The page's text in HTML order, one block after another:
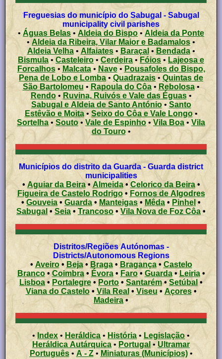
Freguesias do município do Sabugal - Sabugal
municipality civil parishes
• Águas Belas• Aldeia do Bispo • Aldeia da Ponte
• Aldeia da Ribeira, Vilar Maior e Badamalos •
Aldeia Velha • Alfaiates• Baraçal • Bendada•
Bismula • Casteleiro • Cerdeira • Fóios • Lajeosa e
Forcalhos • Malcata• Nave• Pousafoles do Bispo,
Pena de Lobo e Lomba • Quadrazais • Quintas de
São Bartolomeu • Rapoula do Côa• Rebolosa•
Rendo• Ruvina, Ruivós e Vale das Éguas•
Sabugal e Aldeia de Santo António• Santo
Estêvão e Moita• Seixo do Côa e Vale Longo•
Sortelha • Souto • Vale de Espinho •Vila Boa • Vila
do Touro•
Municípios do distrito da Guarda - Guarda district
municipalities
• Aguiar da Beira• Almeida•Celorico da Beira•
Figueira de Castelo Rodrigo• Fornos de Algodres
• Gouveia • Guarda • Manteigas • Mêda • Pinhel •
Sabugal • Seia • Trancoso • Vila Nova de Foz Côa •
Distritos/Regiões Autónomas -
Districts/Autonomous Regions
• Aveiro• Beja• Braga• Bragança• Castelo
Branco•Coimbra• Évora• Faro• Guarda•Leiria•
Lisboa• Portalegre • Porto • Santarém• Setúbal •
Viana do Castelo• Vila Real • Viseu • Açores •
Madeira •
• Index • Heráldica • História • Legislação •
Heráldica Autárquica • Portugal •Ultramar
Português• A - Z• Miniaturas (Municípios)•